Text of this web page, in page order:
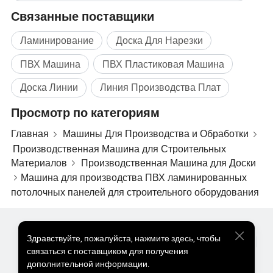
присоединиться к философии компании "честность,
передового опыта проводить", для достижения цели
"Организации Объединенных Наций в качестве одной
из успешных и заставить нас клиент доволен" и для
обеспечения более качественной продукции и услуг
для всех старых и новых клиентов. "Пусть наши
это качество нашей продукции и приверженность, и
мы хотели бы работать вместе со всеми друзьями для
общего развития.
DCI с удовлетворением представляет детали, знания и
опыт для оказания помощи по всем вопросам вашего
предприятия по техническому обслуживанию и
От всей души приветствую всех друзей во всем мире к
нам!
Связанные поставщики
Ламинирование
Доска Для Нарезки
ПВХ Машина
ПВХ Пластиковая Машина
Доска Линии
Линия Производства Плат
Просмотр по категориям
Главная
Машины Для Производства и Обработки
Производственная Машина для Строительных
Материалов
Производственная Машина для Доски
Машина для производства ПВХ ламинированных
потолочных панелей для строительного оборудования
Здравствуйте, пожалуйста, нажмите здесь, чтобы
связаться с поставщиком для получения
дополнительной информации.
Оптом Горячие Товары
Звездный покупатель
ПК Сайт
Информация